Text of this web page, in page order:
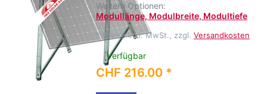
Weitere Optionen:
Modullänge, Modulbreite, Modultiefe
* Preise inkl. MwSt., zzgl. Versandkosten
verfügbar
CHF 216.00 *